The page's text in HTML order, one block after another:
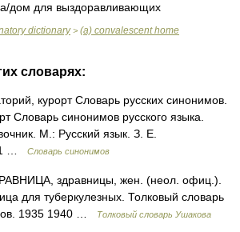
дом для выздоравливающих
dictionary> (a) convalescent home
словарях:
курорт Словарь русских синонимов.
Словарь синонимов русского языка.
М.: Русский язык. З. Е.
…
Словарь синонимов
здравницы, жен. (неол. офиц.).
для туберкулезных. Толковый словарь
1935 1940 …
Толковый словарь Ушакова